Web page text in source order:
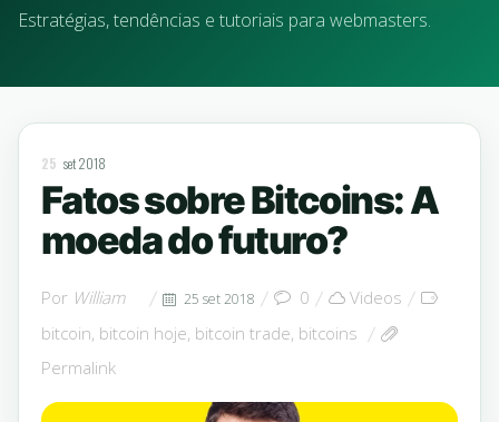
Estratégias, tendências e tutoriais para webmasters.
25 set 2018
Fatos sobre Bitcoins: A
moeda do futuro?
Por William 25 set 2018 0
Videos
bitcoin, bitcoin hoje, bitcoin trade, bitcoins
Permalink